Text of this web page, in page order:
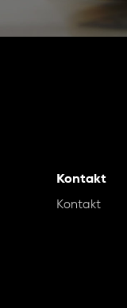
Kontakt
Kontakt